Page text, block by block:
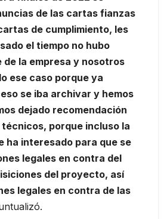
de las cartas fianzas
de cumplimiento, les
el tiempo no hubo
de la empresa y nosotros
ese caso porque ya
se iba archivar y hemos
dejado recomendación
porque incluso la
ha interesado para que se
legales en contra del
del proyecto, así
legales en contra de las